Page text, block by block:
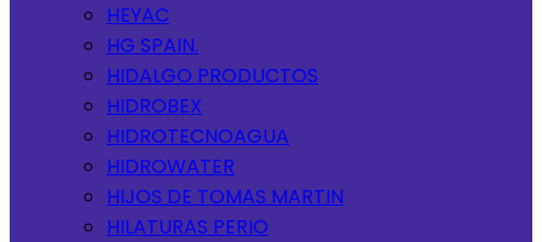
HEYAC
HG SPAIN.
HIDALGO PRODUCTOS
HIDROBEX
HIDROTECNOAGUA
HIDROWATER
HIJOS DE TOMAS MARTIN
HILATURAS PERIO